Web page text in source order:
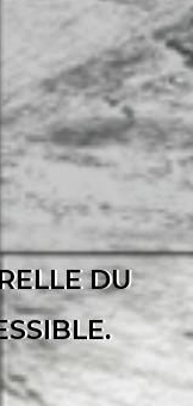
DU